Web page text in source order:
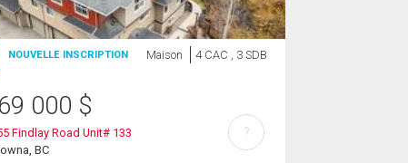
NOUVELLE INSCRIPTION Maison 4 CAC , 3 SDB
000 $
Findlay Road Unit# 133
BC
?